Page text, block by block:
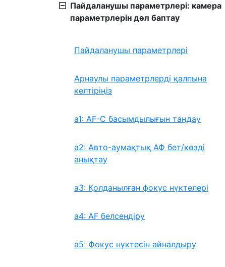
Пайдаланушы параметрлері: камера
параметрлерін дәл баптау
Пайдаланушы параметрлері
Арнаулы параметрлерді қалпына
келтіріңіз
a1: AF-C басымдылығын таңдау
a2: Авто-аумақтық АФ бет/көзді
анықтау
a3: Қолданылған фокус нүктелері
a4: AF белсендіру
a5: Фокус нүктесін айналдыру